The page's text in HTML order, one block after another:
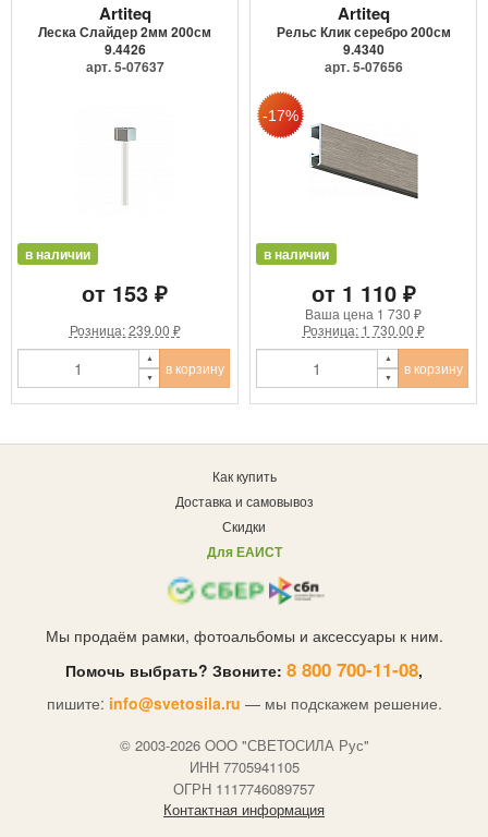
Artiteq
Леска Слайдер 2мм 200см
9.4426
арт. 5-07637
в наличии
от 153 ₽
Розница: 239.00 ₽
в корзину
Artiteq
Рельс Клик серебро 200см
9.4340
арт. 5-07656
в наличии
от 1 110 ₽
Ваша цена 1 730 ₽
Розница: 1 730.00 ₽
в корзину
Как купить
Доставка и самовывоз
Скидки
Для ЕАИСТ
Мы продаём рамки, фотоальбомы и аксессуары к ним.
Помочь выбрать? Звоните: 8 800 700-11-08,
пишите: info@svetosila.ru — мы подскажем решение.
© 2003-2026 OOO "СВЕТОСИЛА Рус"
ИНН 7705941105
ОГРН 1117746089757
Контактная информация